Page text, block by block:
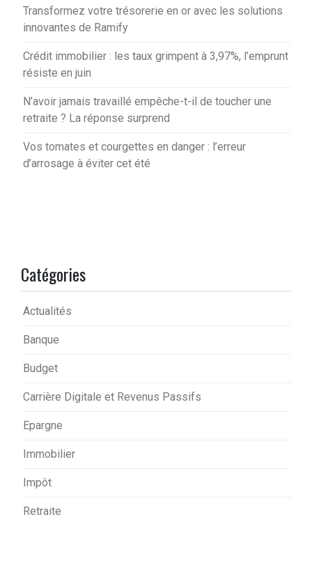
Transformez votre trésorerie en or avec les solutions
innovantes de Ramify
Crédit immobilier : les taux grimpent à 3,97%, l’emprunt
résiste en juin
N’avoir jamais travaillé empêche-t-il de toucher une
retraite ? La réponse surprend
Vos tomates et courgettes en danger : l’erreur
d’arrosage à éviter cet été
Catégories
Actualités
Banque
Budget
Carrière Digitale et Revenus Passifs
Epargne
Immobilier
Impôt
Retraite